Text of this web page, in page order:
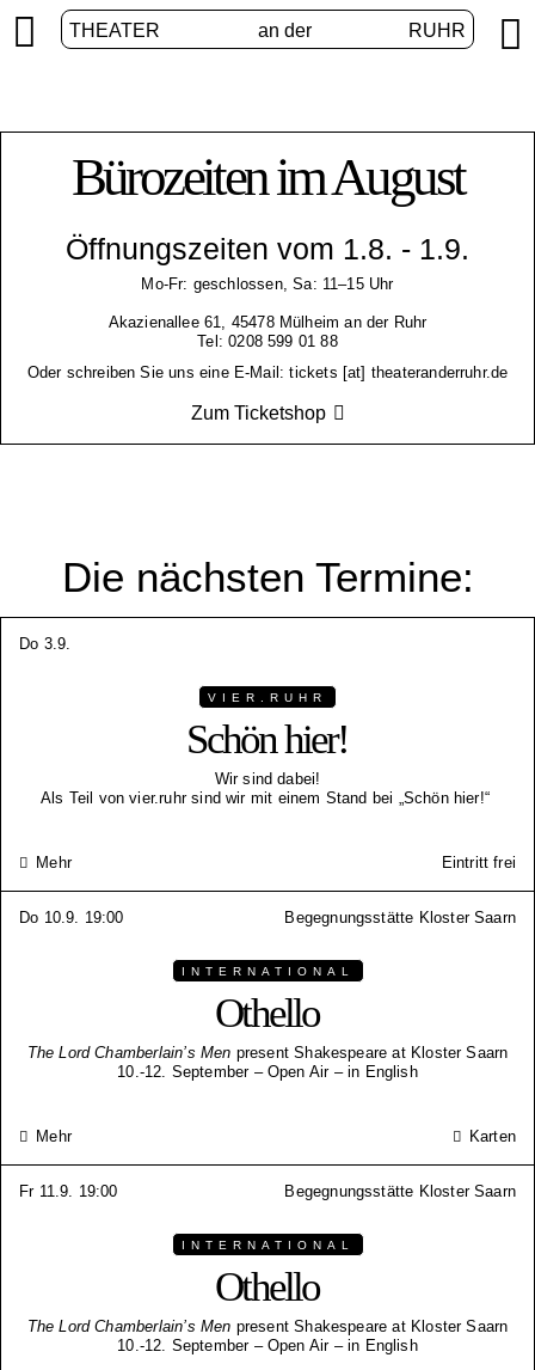
THEATER an der RUHR
 
Bürozeiten im August
Öffnungszeiten vom 1.8. - 1.9.
Mo-Fr: geschlossen, Sa: 11–15 Uhr
Akazienallee 61, 45478 Mülheim an der Ruhr
Tel: 0208 599 01 88
Oder schreiben Sie uns eine E-Mail: tickets [at] theateranderruhr.de
Zum Ticketshop
Die nächsten Termine:
Do 3.9.
VIER.RUHR
Schön hier!
Wir sind dabei!
Als Teil von vier.ruhr sind wir mit einem Stand bei „Schön hier!“
Mehr Eintritt frei
Do 10.9. 19:00 Begegnungsstätte Kloster Saarn
INTERNATIONAL
Othello
The Lord Chamberlain’s Men present Shakespeare at Kloster Saarn
10.-12. September – Open Air – in English
Mehr Karten
Fr 11.9. 19:00 Begegnungsstätte Kloster Saarn
INTERNATIONAL
Othello
The Lord Chamberlain’s Men present Shakespeare at Kloster Saarn
10.-12. September – Open Air – in English